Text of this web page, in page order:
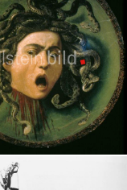
Caravaggio | Werke
Granger Collection